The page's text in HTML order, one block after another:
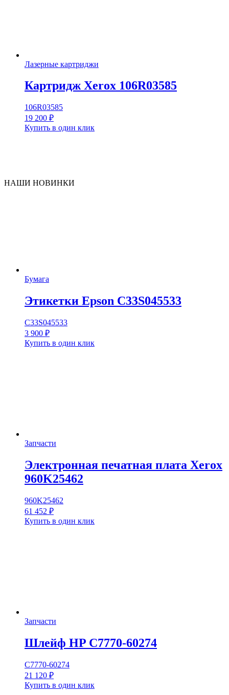
Лазерные картриджи
Картридж Xerox 106R03585
106R03585
19 200 ₽
Купить в один клик
НАШИ НОВИНКИ
Бумага
Этикетки Epson C33S045533
C33S045533
3 900 ₽
Купить в один клик
Запчасти
Электронная печатная плата Xerox
960K25462
960K25462
61 452 ₽
Купить в один клик
Запчасти
Шлейф HP C7770-60274
С7770-60274
21 120 ₽
Купить в один клик